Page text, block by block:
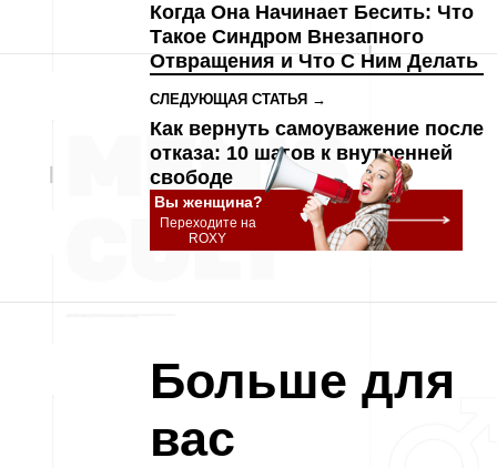
Когда Она Начинает Бесить: Что
Такое Синдром Внезапного
Отвращения и Что С Ним Делать
СЛЕДУЮЩАЯ СТАТЬЯ →
Как вернуть самоуважение после
отказа: 10 шагов к внутренней
свободе
Вы женщина?
Переходите на
ROXY
Больше для
вас